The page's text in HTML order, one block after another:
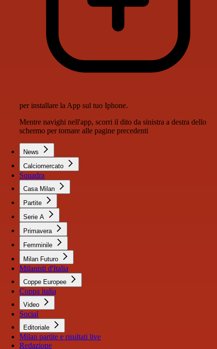
per installare la App sul tuo Iphone.
Mentre navighi nell'app, scorri il dito da sinistra a destra dello
schermo per tornare alle pagine precedenti
News
Calciomercato
Squadra
Casa Milan
Partite
Serie A
Primavera
Femminile
Milan Futuro
Milanisti d'Italia
Coppe Europee
Coppa italia
Video
Social
Editoriale
Milan partite e risultati live
Redazione